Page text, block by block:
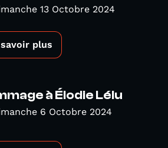
13 Octobre 2024
savoir plus
à Élodie Lélu
6 Octobre 2024